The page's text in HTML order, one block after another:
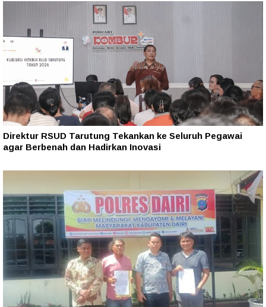
Direktur RSUD Tarutung Tekankan ke Seluruh Pegawai
agar Berbenah dan Hadirkan Inovasi